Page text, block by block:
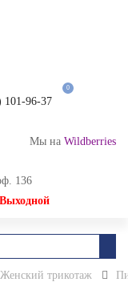
0
101-96-37
Мы на Wildberries
136
Выходной
Женский трикотаж